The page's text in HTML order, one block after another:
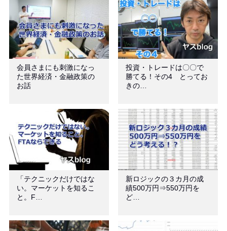
会員さまにも刺激になっ
た世界経済・金融政策の
お話
投資・トレードは〇〇で
勝てる！その4 とってお
きの…
「テクニックだけではな
い。マーケットを知るこ
と。F…
新ロジックの３カ月の成
績500万円⇒550万円を
ど…